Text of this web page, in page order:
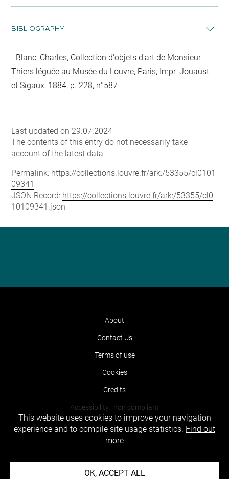
BIBLIOGRAPHY
Blanc, Charles, Collection d'objets d'art de Monsieur
Thiers léguée au Musée du Louvre, Paris, Impr. Jouaust
et Sigaux, 1884, p. 228, n°587
Last updated on 29.07.2024
The contents of this entry do not necessarily take
account of the latest data.
Permalink: https://collections.louvre.fr/ark:/53355/cl0101
09341
JSON Record: https://collections.louvre.fr/ark:/53355/cl0
10109341.json
About
Contact Us
Terms of use
Cookies
Credits
Accessibility : non compliant
This website uses cookies to improve your navigation
experience and to compile site usage statistics. Find out
more
OK, ACCEPT ALL